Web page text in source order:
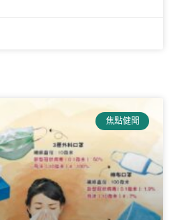
焦點健聞